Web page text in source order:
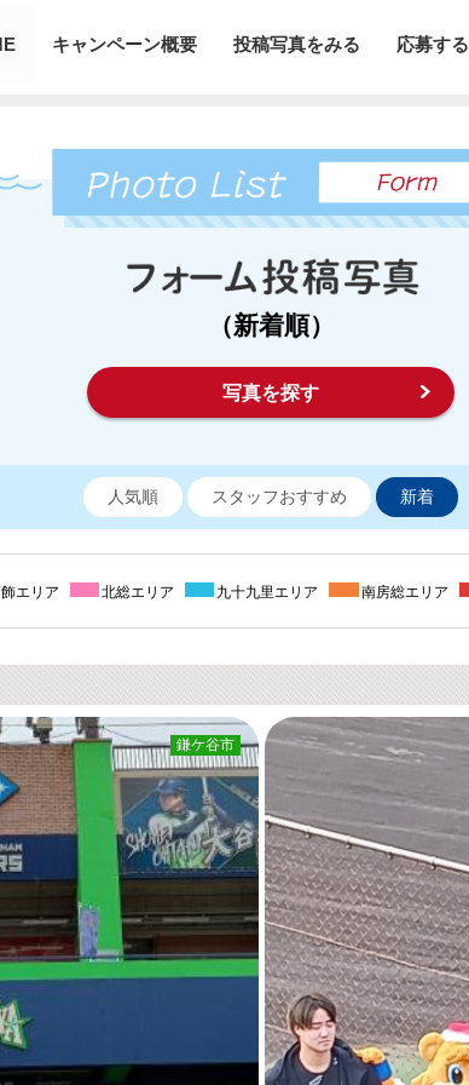
キャンペーン概要 投稿写真をみる 応募する
（新着順）
写真を探す
人気順 スタッフおすすめ 新着
エリア 北総エリア 九十九里エリア 南房総エリア
鎌ケ谷市